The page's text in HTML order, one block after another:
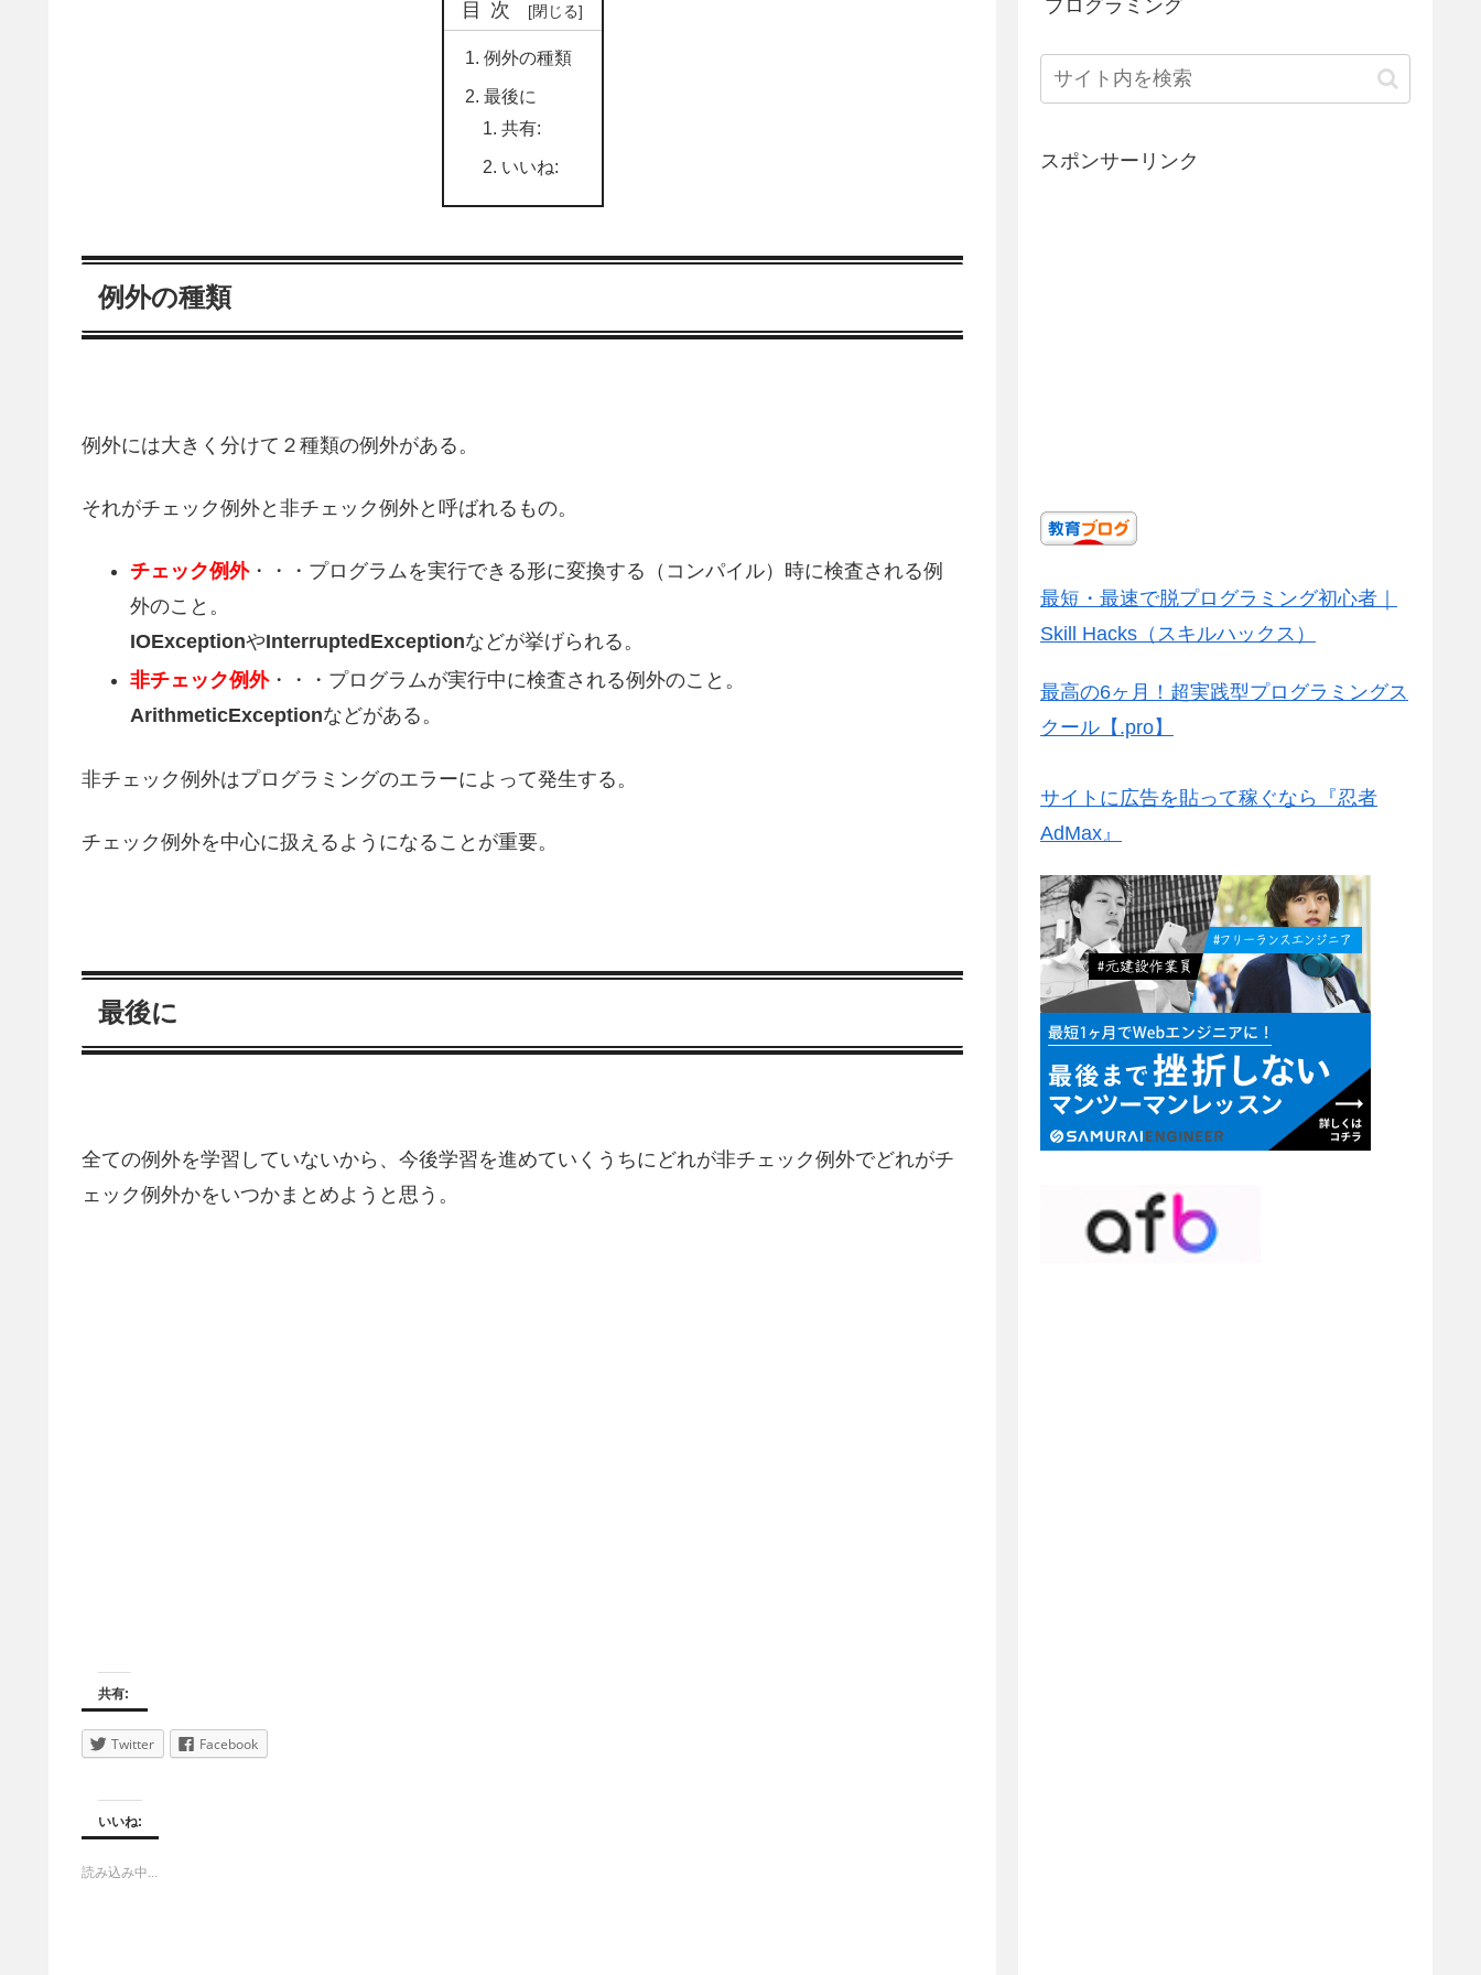
目次
例外の種類
最後に
共有:
いいね:
例外の種類
例外には大きく分けて２種類の例外がある。
それがチェック例外と非チェック例外と呼ばれるもの。
チェック例外・・・プログラムを実行できる形に変換する（コンパイル）時に検査される例
外のこと。
IOExceptionやInterruptedExceptionなどが挙げられる。
非チェック例外・・・プログラムが実行中に検査される例外のこと。
ArithmeticExceptionなどがある。
非チェック例外はプログラミングのエラーによって発生する。
チェック例外を中心に扱えるようになることが重要。
最後に
全ての例外を学習していないから、今後学習を進めていくうちにどれが非チェック例外でどれがチ
ェック例外かをいつかまとめようと思う。
共有:
Twitter Facebook
いいね:
読み込み中...
プログラミング
スポンサーリンク
最短・最速で脱プログラミング初心者｜
Skill Hacks（スキルハックス）
最高の6ヶ月！超実践型プログラミングス
クール【.pro】
サイトに広告を貼って稼ぐなら『忍者
AdMax』